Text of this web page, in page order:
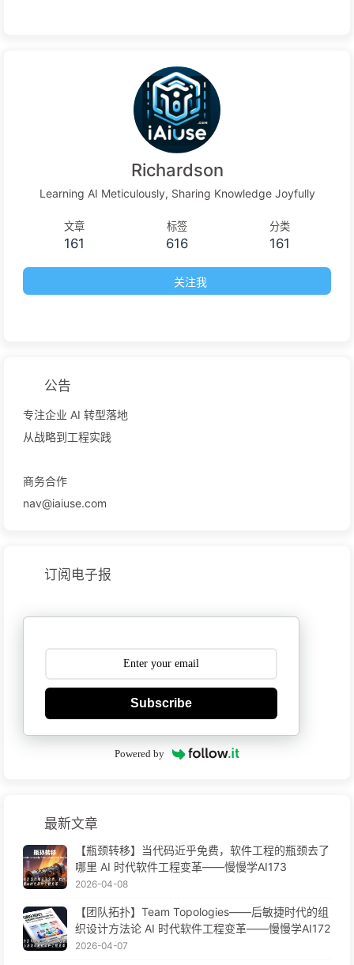
Richardson
Learning AI Meticulously, Sharing Knowledge Joyfully
文章
161
标签
616
分类
161
关注我
公告
专注企业 AI 转型落地
从战略到工程实践
商务合作
nav@iaiuse.com
订阅电子报
Subscribe
Powered by
最新文章
【瓶颈转移】当代码近乎免费，软件工程的瓶颈去了
哪里 AI 时代软件工程变革——慢慢学AI173
2026-04-08
【团队拓扑】Team Topologies——后敏捷时代的组
织设计方法论 AI 时代软件工程变革——慢慢学AI172
2026-04-07